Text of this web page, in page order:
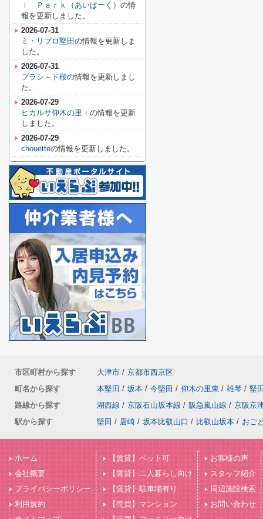
ｉ Ｐａｒｋ（あいぱーく） の情
報を更新しました。
2026-07-31
ミ・リブロ堅田 の情報を更新しま
した。
2026-07-31
プラシ－ド桜の情報を更新しまし
た。
2026-07-29
ヒカルサ仰木の里Ⅰ の情報を更新
しました。
2026-07-29
chouetteの情報を更新しました。
市区町村から探す 大津市 / 京都市西京区
町名から探す
本堅田 / 坂本 / 今堅田 / 仰木の里東 / 雄琴 / 堅
路線から探す
湖西線 / 京阪石山坂本線 / 阪急嵐山線 / 京阪京
駅から探す
堅田 / 唐崎 / 坂本比叡山口 / 比叡山坂本 / おご
ホーム
会社概要
プライバシーポリシー
利用規約
【賃貸】ペット可
【賃貸】二人暮らし向け
【賃貸】駐車場有り
【売買】マンション
お客様の声
スタッフ紹介
周辺施設検索
お問い合わせ